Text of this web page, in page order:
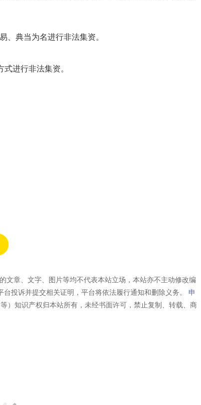
、典当为名进行非法集资。
进行非法集资。
文章、文字、图片等均不代表本站立场，本站亦不主动修改编
投诉并提交相关证明，平台将依法履行通知和删除义务。
申
）知识产权归本站所有，未经书面许可，禁止复制、转载、商